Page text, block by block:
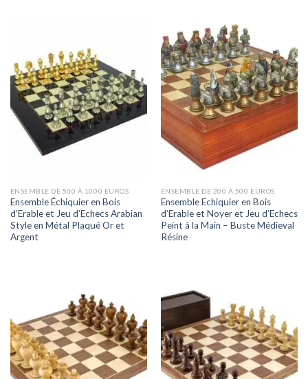
ENSEMBLE DE 500 À 1000 EUROS
Ensemble Échiquier en Bois
d’Erable et Jeu d’Echecs Arabian
Style en Métal Plaqué Or et
Argent
ENSEMBLE DE 200 À 500 EUROS
Ensemble Echiquier en Bois
d’Erable et Noyer et Jeu d’Echecs
Peint à la Main – Buste Médieval
Résine